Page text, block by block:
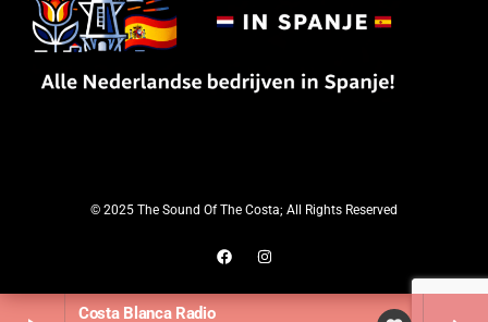
Costa Blanca Radio
© 2025 The Sound Of The Costa; All Rights Reserved